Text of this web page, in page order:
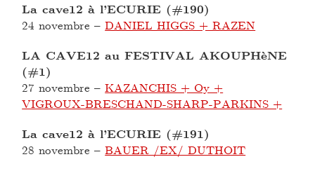
La cave12 à l’ECURIE (#190)
24 novembre –DANIEL HIGGS + RAZEN
LA CAVE12 au FESTIVAL AKOUPHèNE
(#1)
27 novembre –KAZANCHIS + Oy +
VIGROUX-BRESCHAND-SHARP-PARKINS +
La cave12 à l’ECURIE (#191)
28 novembre –BAUER /EX/ DUTHOIT